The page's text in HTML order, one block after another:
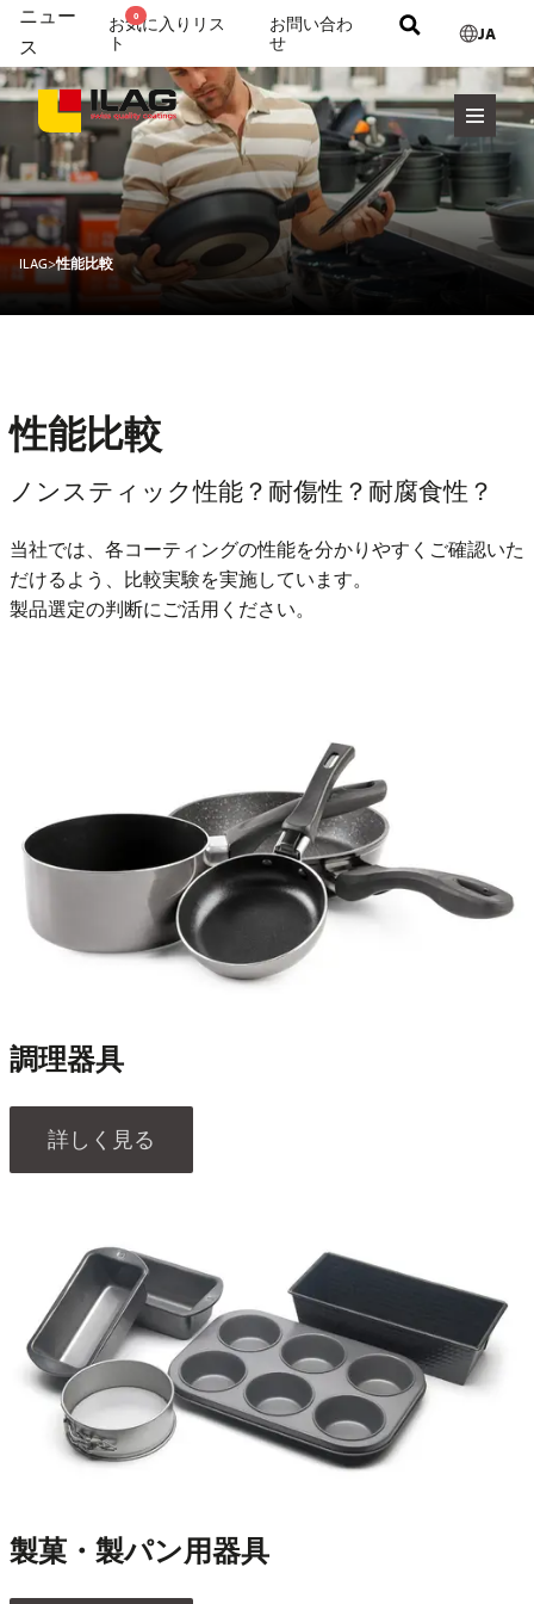
ニュー
ス
お気に入りリス
ト
0
お問い合わ
せ
JA
ILAG>性能比較
性能比較
ノンスティック性能？耐傷性？耐腐食性？
当社では、各コーティングの性能を分かりやすくご確認いた
だけるよう、比較実験を実施しています。
製品選定の判断にご活用ください。
調理器具
詳しく見る
製菓・製パン用器具